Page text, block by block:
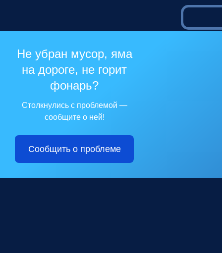
Не убран мусор, яма
на дороге, не горит
фонарь?
Столкнулись с проблемой —
сообщите о ней!
Сообщить о проблеме